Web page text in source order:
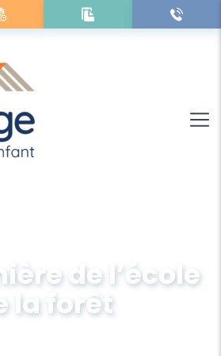
de l’école
la forêt